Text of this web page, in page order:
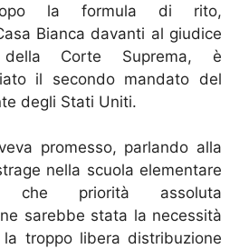
la formula di rito,
Bianca davanti al giudice
Corte Suprema, è
il secondo mandato del
degli Stati Uniti.
promesso, parlando alla
nella scuola elementare
priorità assoluta
sarebbe stata la necessità
troppo libera distribuzione